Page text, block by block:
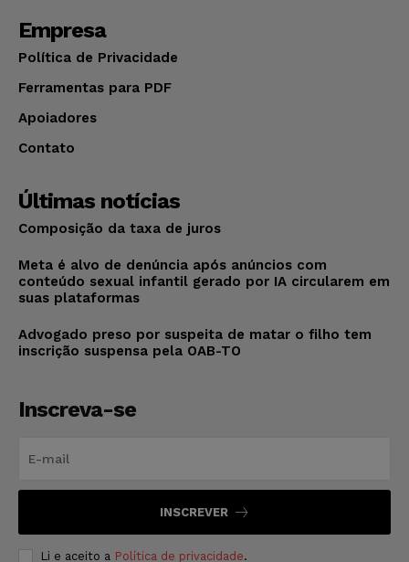
Empresa
Política de Privacidade
Ferramentas para PDF
Apoiadores
Contato
Últimas notícias
Composição da taxa de juros
Meta é alvo de denúncia após anúncios com
conteúdo sexual infantil gerado por IA circularem em
suas plataformas
Advogado preso por suspeita de matar o filho tem
inscrição suspensa pela OAB-TO
Inscreva-se
INSCREVER
Li e aceito a Política de privacidade.